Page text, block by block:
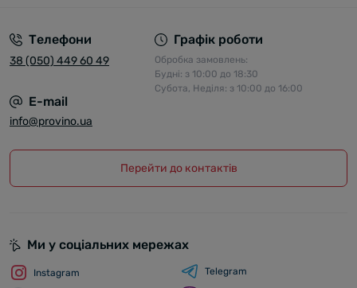
Телефони
38 (050) 449 60 49
Графік роботи
Обробка замовлень:
Будні: з 10:00 до 18:30
Субота, Неділя: з 10:00 до 16:00
E-mail
info@provino.ua
Перейти до контактів
Ми у соціальних мережах
Instagram Telegram